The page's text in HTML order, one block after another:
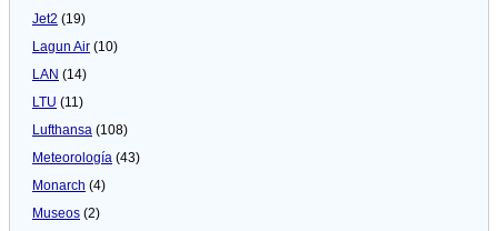
Jet2 (19)
Lagun Air (10)
LAN (14)
LTU (11)
Lufthansa (108)
Meteorologí­a (43)
Monarch (4)
Museos (2)